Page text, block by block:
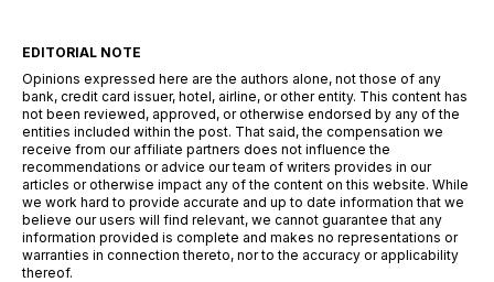
EDITORIAL NOTE
Opinions expressed here are the authors alone, not those of any
bank, credit card issuer, hotel, airline, or other entity. This content has
not been reviewed, approved, or otherwise endorsed by any of the
entities included within the post. That said, the compensation we
receive from our affiliate partners does not influence the
recommendations or advice our team of writers provides in our
articles or otherwise impact any of the content on this website. While
we work hard to provide accurate and up to date information that we
believe our users will find relevant, we cannot guarantee that any
information provided is complete and makes no representations or
warranties in connection thereto, nor to the accuracy or applicability
thereof.